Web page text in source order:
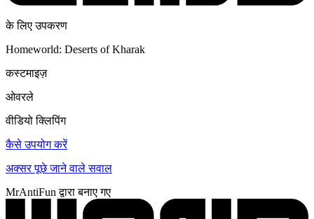
के लिए उपकरण
Homeworld: Deserts of Kharak
कस्टमाइज़
ओवरले
वीडियो क्लिपिंग
कैसे उपयोग करें
अक्सर पूछे जाने वाले सवाल
MrAntiFun द्वारा बनाए गए